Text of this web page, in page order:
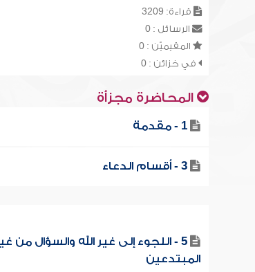
قراءة: 3209
الرسائل : 0
المقيميّن : 0
في خزائن : 0
المحاضرة مجزأة
1 - مقدمة
3 - أقسام الدعاء
5 - اللجوء إلى غير الله والسؤال
المبتدعين